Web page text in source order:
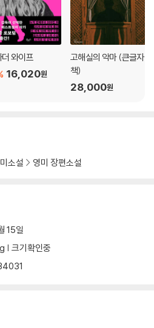
더 와이프
16,020원
고해실의 악마 (큰글자
책)
28,000원
소설 영미 장편소설
15일
| 크기확인중